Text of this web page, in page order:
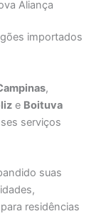
Aliança
importados
,
e Boituva
serviços
suas
residências